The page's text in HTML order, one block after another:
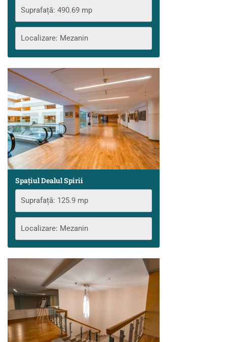
Suprafață: 490.69 mp
Localizare: Mezanin
Spațiul Dealul Spirii
Suprafață: 125.9 mp
Localizare: Mezanin